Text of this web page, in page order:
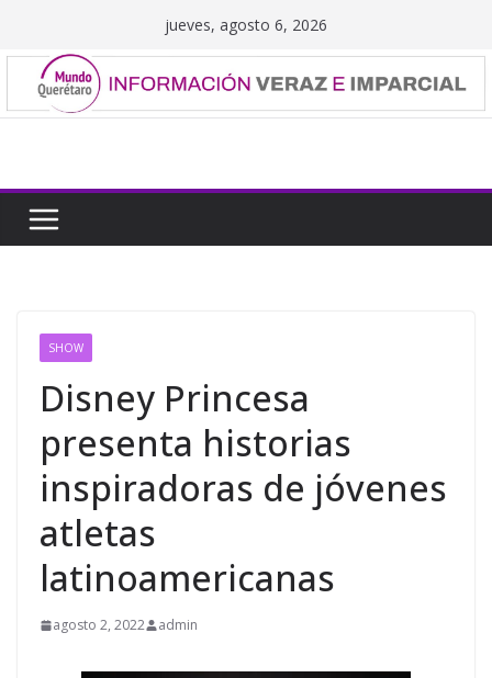
contenido
jueves, agosto 6, 2026
SHOW
Disney Princesa
presenta historias
inspiradoras de jóvenes
atletas
latinoamericanas
agosto 2, 2022 admin